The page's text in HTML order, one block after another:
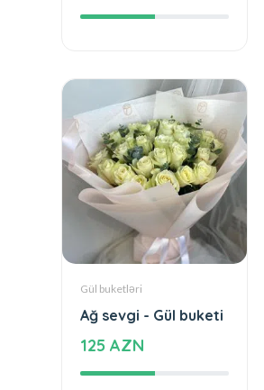
Gül buketləri
Ağ sevgi - Gül buketi
125 AZN